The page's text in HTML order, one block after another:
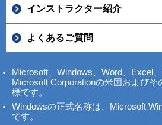
インストラクター紹介
よくあるご質問
Microsoft、Windows、Word、Excel
Microsoft Corporationの米国および
標です。
Windowsの正式名称は、Microsoft
です。